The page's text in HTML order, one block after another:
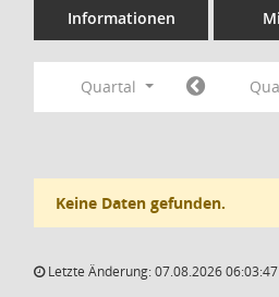
Informationen
Quartal
Keine Daten gefunden.
Letzte Änderung: 07.08.2026 06:03:47